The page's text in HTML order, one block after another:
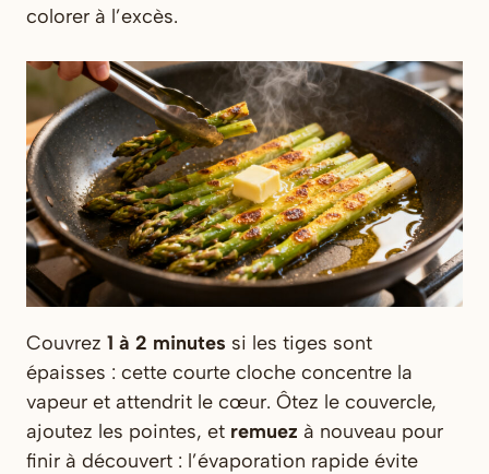
colorer à l’excès.
Couvrez 1 à 2 minutes si les tiges sont
épaisses : cette courte cloche concentre la
vapeur et attendrit le cœur. Ôtez le couvercle,
ajoutez les pointes, et remuez à nouveau pour
finir à découvert : l’évaporation rapide évite